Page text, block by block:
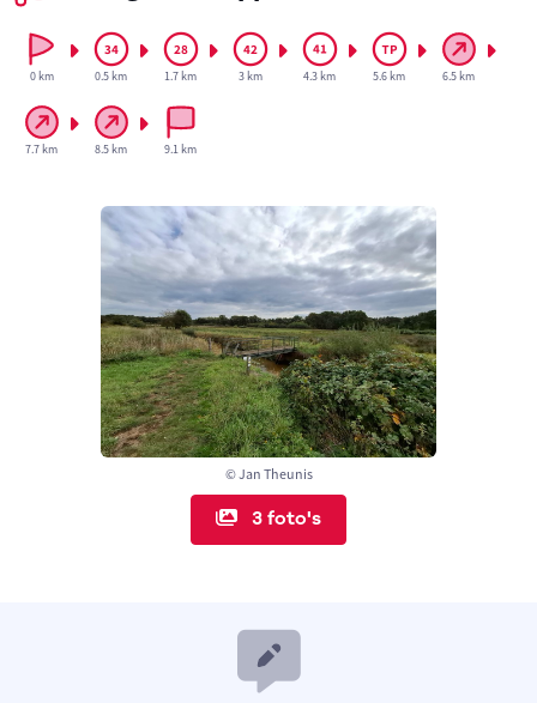
© Jan Theunis
3 foto's
0 km 0.5 km 1.7 km 3 km 4.3 km 5.6 km 6.5 km
7.7 km 8.5 km 9.1 km